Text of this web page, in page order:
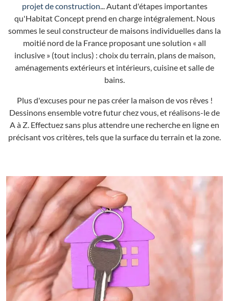
projet de construction... Autant d'étapes importantes
qu'Habitat Concept prend en charge intégralement. Nous
sommes le seul constructeur de maisons individuelles dans la
moitié nord de la France proposant une solution « all
inclusive » (tout inclus) : choix du terrain, plans de maison,
aménagements extérieurs et intérieurs, cuisine et salle de
bains.
Plus d'excuses pour ne pas créer la maison de vos rêves !
Dessinons ensemble votre futur chez vous, et réalisons-le de
A à Z. Effectuez sans plus attendre une recherche en ligne en
précisant vos critères, tels que la surface du terrain et la zone.